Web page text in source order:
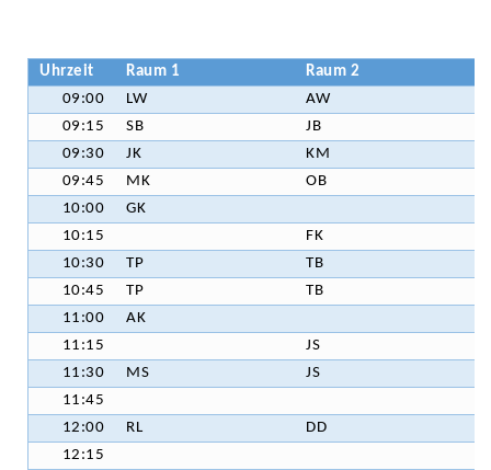
Uhrzeit Raum 1
Raum 2
09:00
LW
AW
09:15
SB
JB
09:30
JK
KM
09:45
MK
OB
10:00
GK
10:15
FK
10:30
TP
TB
10:45
TP
TB
11:00
AK
11:15
JS
11:30
MS
JS
11:45
12:00
RL
DD
12:15